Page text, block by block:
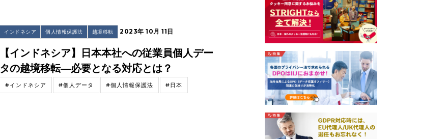
インドネシア 個人情報保護法 越境移転 2023年 10月 11日
【インドネシア】日本本社への従業員個人デー
タの越境移転―必要となる対応とは？
#インドネシア #個人データ #個人情報保護法 #日本